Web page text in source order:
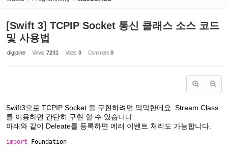
[Swift 3] TCPIP Socket 통신 클래스 소스 코드
및 사용법
digipine Views 7231 Votes 0 Comment 0
Swift3으로 TCPIP Socket 을 구현하려면 막막한데요
. Stream Class
를 이용하면 간단히 구현 할 수 있습니다
아래와 같이 Deleate를 등록하면 에러 이벤트 처리도 가능합니다
import Foundation